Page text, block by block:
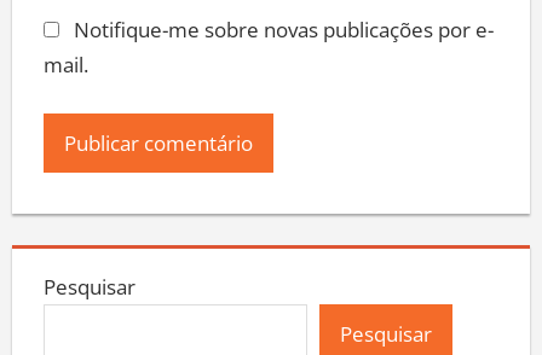
Notifique-me sobre novas publicações por e-
mail.
Pesquisar
Pesquisar